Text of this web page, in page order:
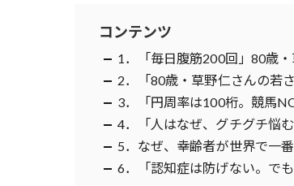
コンテンツ
1．「毎日腹筋200回」80歳
2．「80歳・草野仁さんの若
3．「円周率は100桁。競馬
4．「人はなぜ、グチグチ悩
5．なぜ、幸齢者が世界で一
6．「認知症は防げない。で